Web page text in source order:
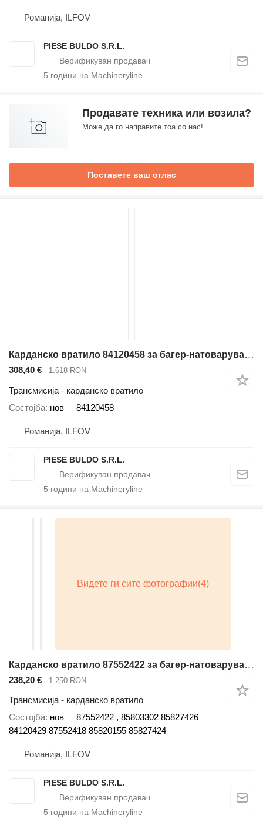
Романија, ILFOV
PIESE BULDO S.R.L.
5 години на Machineryline
Продавате техника или возила?
Може да го направите тоа со нас!
Поставете ваш оглас
Карданско вратило 84120458 за багер-натоварувач New Holland B110B , B95CTC , B110B , B100BLR , B100BTC
308,40 € 1.618 RON
Трансмисија - карданско вратило
Состојба нов 84120458
Романија, ILFOV
PIESE BULDO S.R.L.
5 години на Machineryline
Карданско вратило 87552422 за багер-натоварувач New Holland 575E, 675E, B110, B110B, B115, B115B, LB110, LB110B, LB115, LB115B, LB90, NH95TLB
238,20 € 1.250 RON
Трансмисија - карданско вратило
Состојба нов
87552422 , 85803302 85827426
84120429 87552418 85820155 85827424
Романија, ILFOV
PIESE BULDO S.R.L.
5 години на Machineryline